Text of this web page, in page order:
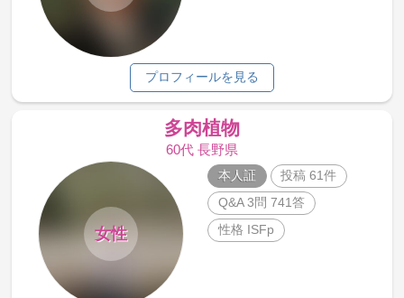
プロフィールを見る
多肉植物
60代 長野県
女性
本人証
投稿 61件
Q&A 3問 741答
性格 ISFp